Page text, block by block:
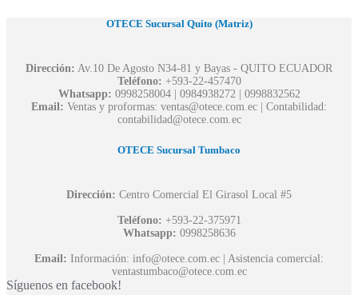
OTECE Sucursal Quito (Matriz)
Dirección: Av.10 De Agosto N34-81 y Bayas - QUITO ECUADOR
Teléfono: +593-22-457470
Whatsapp: 0998258004 | 0984938272 | 0998832562
Email: Ventas y proformas: ventas@otece.com.ec | Contabilidad:
contabilidad@otece.com.ec
OTECE Sucursal Tumbaco
Dirección: Centro Comercial El Girasol Local #5
Teléfono: +593-22-375971
Whatsapp: 0998258636
Email: Información: info@otece.com.ec | Asistencia comercial:
ventastumbaco@otece.com.ec
Síguenos en facebook!